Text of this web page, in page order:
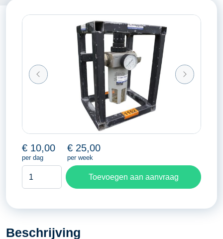
€ 10,00
per dag
€ 25,00
per week
Filterdrukregelaar
Toevoegen aan aanvraag
Beschrijving